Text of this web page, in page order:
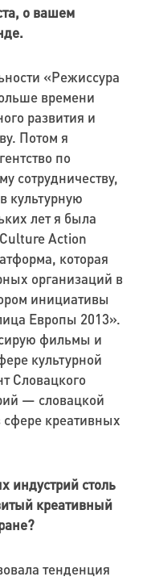
о вашем
«Режиссура
времени
развития и
Потом я
по
сотрудничеству,
культурную
лет я была
CultureAction
которая
организаций в
инициативы
Европы 2013».
фильмы и
культурной
Словацкого
— словацкой
креативных
индустрий столь
креативный
тенденция